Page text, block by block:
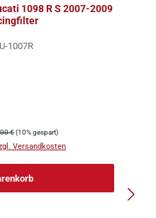
1098 R S 2007-2009
1007R
Preis:
€(10% gespart)
Versandkosten